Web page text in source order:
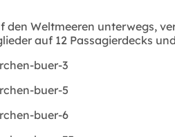
Weltmeeren unterwegs,
auf 12 Passagierdecks